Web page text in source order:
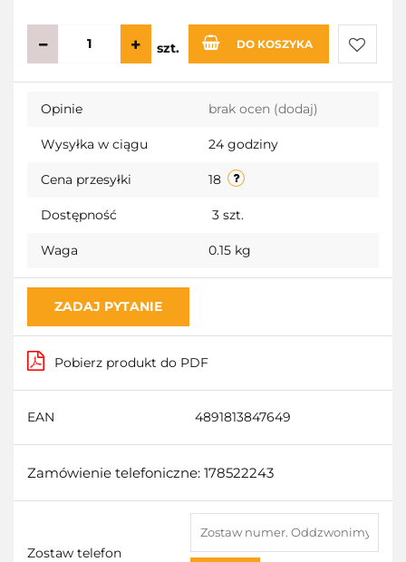
szt. DO KOSZYKA
Do
Opinie brak ocen (dodaj)
Wysyłka w ciągu 24 godziny
Cena przesyłki 18
Dostępność 3 szt.
Waga 0.15 kg
ZADAJ PYTANIE
Pobierz produkt do PDF
EAN 4891813847649
Zamówienie telefoniczne: 178522243
Zostaw telefon